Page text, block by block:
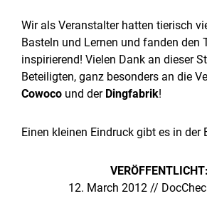
Wir als Veranstalter hatten tierisch
Basteln und Lernen und fanden den
inspirierend! Vielen Dank an dieser
Beteiligten, ganz besonders an die
Cowoco und der Dingfabrik!
Einen kleinen Eindruck gibt es in der
VERÖFFENTLICHT:
12. March 2012 //